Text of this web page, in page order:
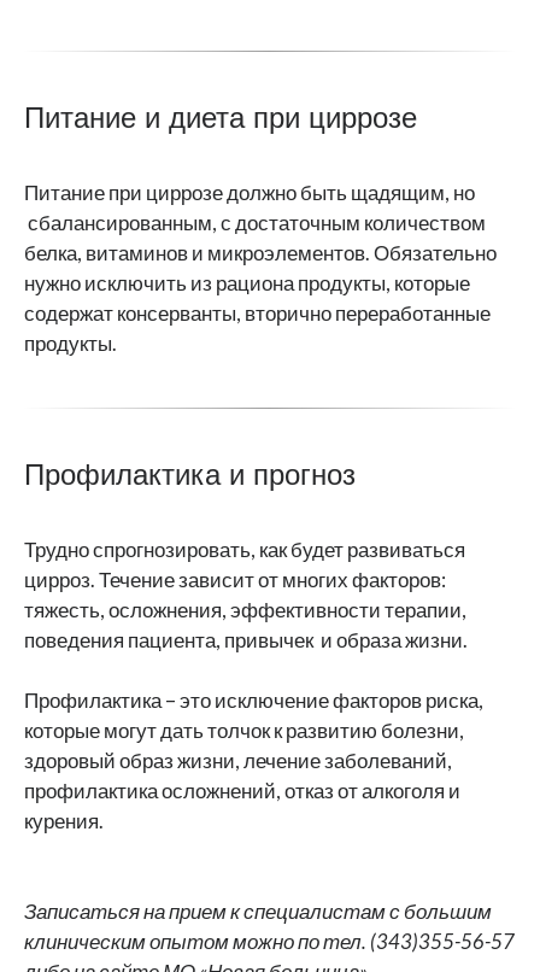
Питание и диета при циррозе
Питание при циррозе должно быть щадящим, но
сбалансированным, с достаточным количеством
белка, витаминов и микроэлементов. Обязательно
нужно исключить из рациона продукты, которые
содержат консерванты, вторично переработанные
продукты.
Профилактика и прогноз
Трудно спрогнозировать, как будет развиваться
цирроз. Течение зависит от многих факторов:
тяжесть, осложнения, эффективности терапии,
поведения пациента, привычек и образа жизни.
Профилактика – это исключение факторов риска,
которые могут дать толчок к развитию болезни,
здоровый образ жизни, лечение заболеваний,
профилактика осложнений, отказ от алкоголя и
курения.
Записаться на прием к специалистам с большим
клиническим опытом можно по тел. (343)355-56-57